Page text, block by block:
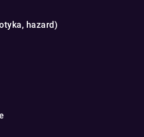
hazard)